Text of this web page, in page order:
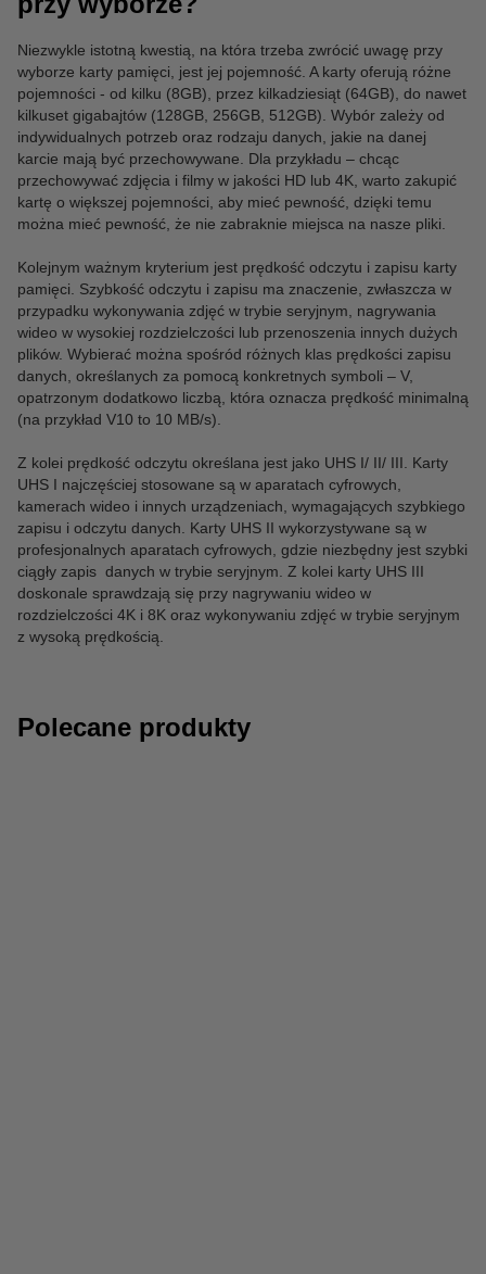
Niezwykle istotną kwestią, na która trzeba zwrócić uwagę przy
wyborze karty pamięci, jest jej pojemność. A karty oferują różne
pojemności - od kilku (8GB), przez kilkadziesiąt (64GB), do nawet
kilkuset gigabajtów (128GB, 256GB, 512GB). Wybór zależy od
indywidualnych potrzeb oraz rodzaju danych, jakie na danej
karcie mają być przechowywane. Dla przykładu – chcąc
przechowywać zdjęcia i filmy w jakości HD lub 4K, warto zakupić
kartę o większej pojemności, aby mieć pewność, dzięki temu
można mieć pewność, że nie zabraknie miejsca na nasze pliki.
Kolejnym ważnym kryterium jest prędkość odczytu i zapisu karty
pamięci. Szybkość odczytu i zapisu ma znaczenie, zwłaszcza w
przypadku wykonywania zdjęć w trybie seryjnym, nagrywania
wideo w wysokiej rozdzielczości lub przenoszenia innych dużych
plików. Wybierać można spośród różnych klas prędkości zapisu
danych, określanych za pomocą konkretnych symboli – V,
opatrzonym dodatkowo liczbą, która oznacza prędkość minimalną
(na przykład V10 to 10 MB/s).
Z kolei prędkość odczytu określana jest jako UHS I/ II/ III. Karty
UHS I najczęściej stosowane są w aparatach cyfrowych,
kamerach wideo i innych urządzeniach, wymagających szybkiego
zapisu i odczytu danych. Karty UHS II wykorzystywane są w
profesjonalnych aparatach cyfrowych, gdzie niezbędny jest szybki
ciągły zapis danych w trybie seryjnym. Z kolei karty UHS III
doskonale sprawdzają się przy nagrywaniu wideo w
rozdzielczości 4K i 8K oraz wykonywaniu zdjęć w trybie seryjnym
z wysoką prędkością.
Polecane produkty